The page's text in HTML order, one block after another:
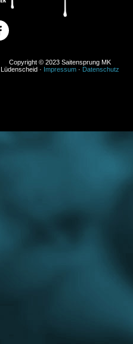
Copyright © 2023 Saitensprung MK
Lüdenscheid · Impressum · Datenschutz